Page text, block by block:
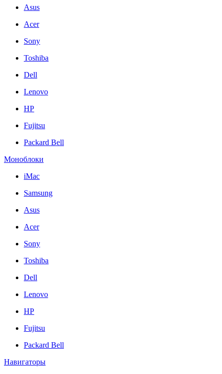
Asus
Acer
Sony
Toshiba
Dell
Lenovo
HP
Fujitsu
Packard Bell
Моноблоки
iMac
Samsung
Asus
Acer
Sony
Toshiba
Dell
Lenovo
HP
Fujitsu
Packard Bell
Навигаторы